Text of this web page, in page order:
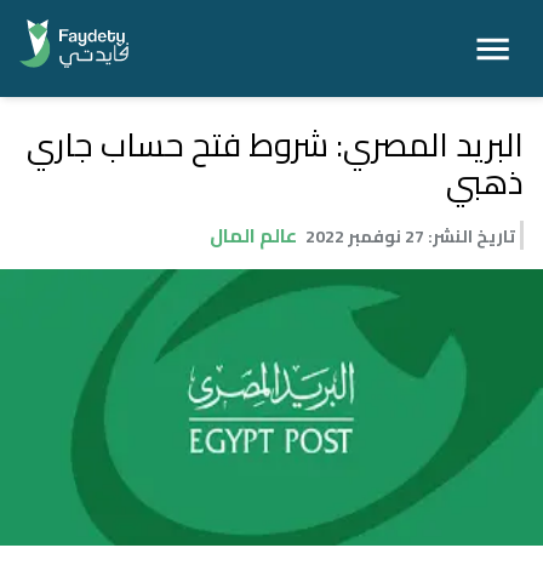
البريد المصري: شروط فتح حساب جاري
ذهبي
تاريخ النشر:27 نوفمبر 2022 عالم المال